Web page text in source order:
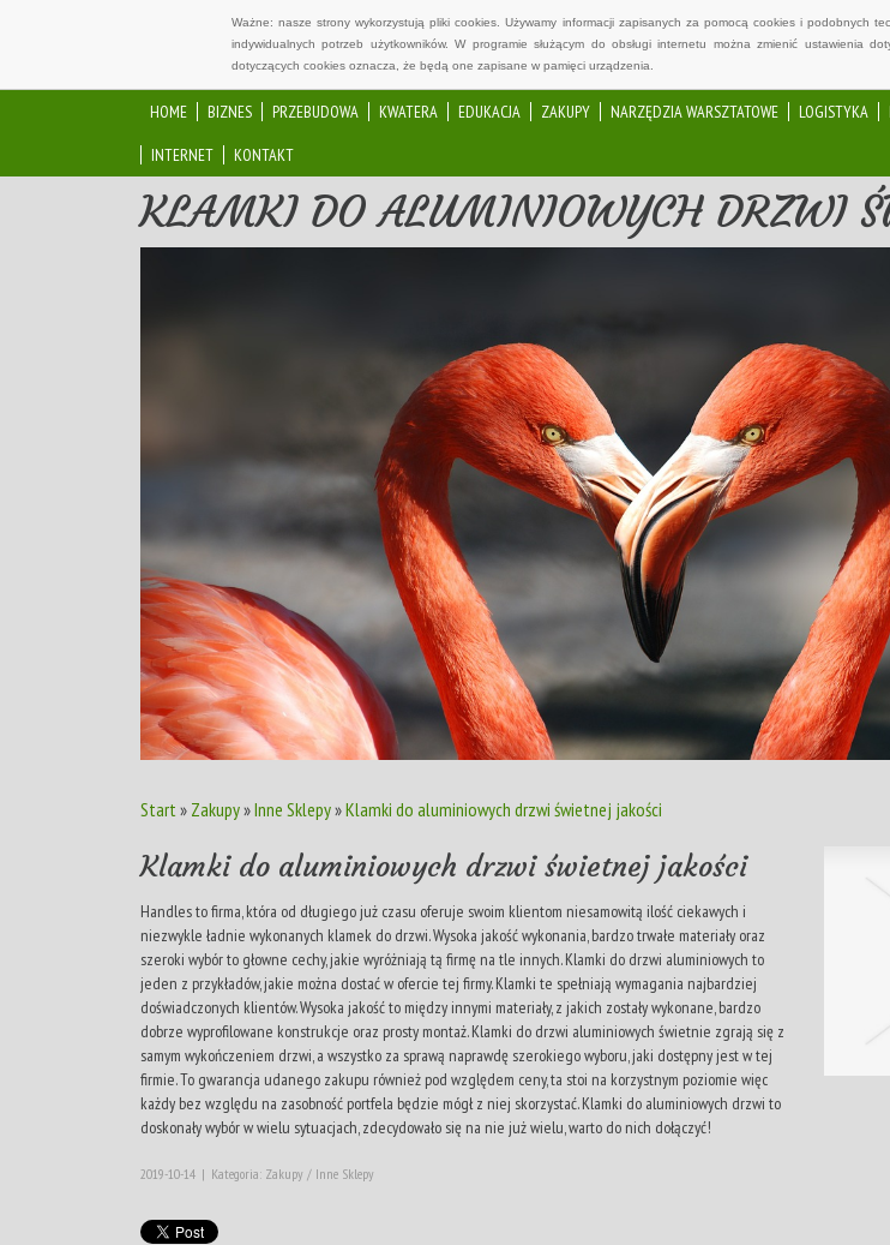
Ważne: nasze strony wykorzystują pliki cookies. Używamy informacji zapisanych za pomocą cookies i podobnych
indywidualnych potrzeb użytkowników. W programie służącym do obsługi internetu można zmienić ustawienia
dotyczących cookies oznacza, że będą one zapisane w pamięci urządzenia.
HOME BIZNES PRZEBUDOWA KWATERA EDUKACJA ZAKUPY NARZĘDZIA WARSZTATOWE LOGISTYKA
INTERNET
KONTAKT
KLAMKI DO ALUMINIOWYCH DRZWI
Start » Zakupy»Inne Sklepy»Klamki do aluminiowych drzwi świetnej jakości
Klamki do aluminiowych drzwi świetnej jakości
Handles to firma, która od długiego już czasu oferuje swoim klientom niesamowitą ilość ciekawych i
niezwykle ładnie wykonanych klamek do drzwi. Wysoka jakość wykonania, bardzo trwałe materiały oraz
szeroki wybór to głowne cechy, jakie wyróżniają tą firmę na tle innych. Klamki do drzwi aluminiowych to
jeden z przykładów, jakie można dostać w ofercie tej firmy. Klamki te spełniają wymagania najbardziej
doświadczonych klientów. Wysoka jakość to między innymi materiały, z jakich zostały wykonane, bardzo
dobrze wyprofilowane konstrukcje oraz prosty montaż. Klamki do drzwi aluminiowych świetnie zgrają się z
samym wykończeniem drzwi, a wszystko za sprawą naprawdę szerokiego wyboru, jaki dostępny jest w tej
firmie. To gwarancja udanego zakupu również pod względem ceny, ta stoi na korzystnym poziomie więc
każdy bez względu na zasobność portfela będzie mógł z niej skorzystać. Klamki do aluminiowych drzwi to
doskonały wybór w wielu sytuacjach, zdecydowało się na nie już wielu, warto do nich dołączyć!
2019-10-14 | Kategoria: Zakupy / Inne Sklepy